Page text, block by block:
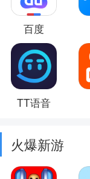
百度
TT语音
火爆新游